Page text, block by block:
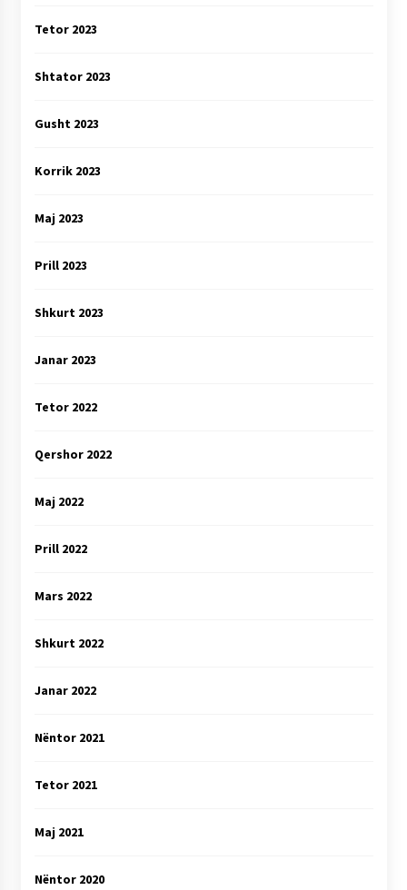
Tetor 2023
Shtator 2023
Gusht 2023
Korrik 2023
Maj 2023
Prill 2023
Shkurt 2023
Janar 2023
Tetor 2022
Qershor 2022
Maj 2022
Prill 2022
Mars 2022
Shkurt 2022
Janar 2022
Nëntor 2021
Tetor 2021
Maj 2021
Nëntor 2020